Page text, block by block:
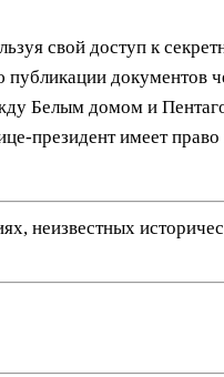
свой доступ к
публикации документов
Белым домом и
президент имеет
неизвестных